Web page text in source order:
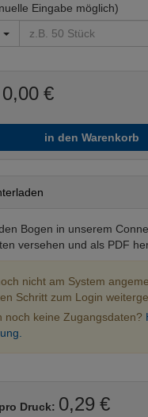
Eingabe möglich)
0,00 €
in den Warenkorb
Bogen in unserem
versehen und als PDF
nicht am System
Schritt zum Login
noch keine Zugangsdaten?
Druck: 0,29 €